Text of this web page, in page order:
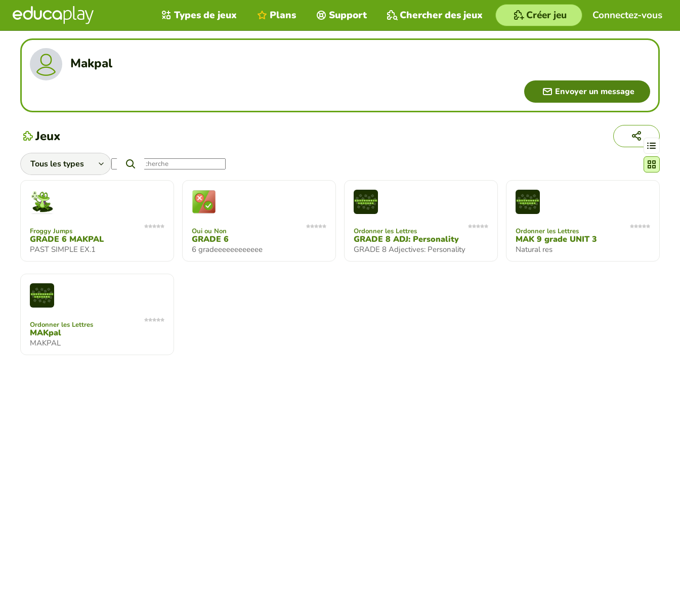
Connectez-vous
Types de jeux Plans Support Chercher des jeux Créer jeu
Makpal
Envoyer un message
Jeux Changer
Froggy Jumps
GRADE 6 MAKPAL
PAST SIMPLE EX.1
Oui ou Non
GRADE 6
6 gradeeeeeeeeeeee
Ordonner les Lettres
GRADE 8 ADJ: Personality
GRADE 8 Adjectives: Personality
Ordonner les Lettres
MAK 9 grade UNIT 3
Natural res
Ordonner les Lettres
MAKpal
MAKPAL